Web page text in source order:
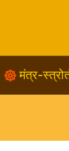
मंत्र-